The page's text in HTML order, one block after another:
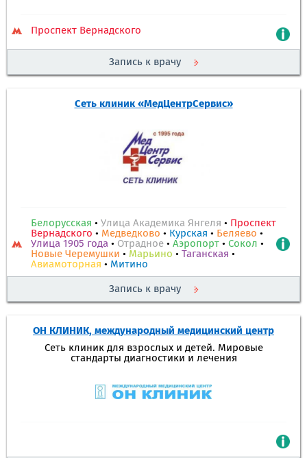
Проспект Вернадского
Запись к врачу
Сеть клиник «МедЦентрСервис»
Белорусская • Улица Академика Янгеля • Проспект
Вернадского • Медведково • Курская • Беляево •
Улица 1905 года • Отрадное • Аэропорт • Сокол •
Новые Черемушки • Марьино • Таганская •
Авиамоторная • Митино
Запись к врачу
ОН КЛИНИК, международный медицинский центр
Сеть клиник для взрослых и детей. Мировые
стандарты диагностики и лечения